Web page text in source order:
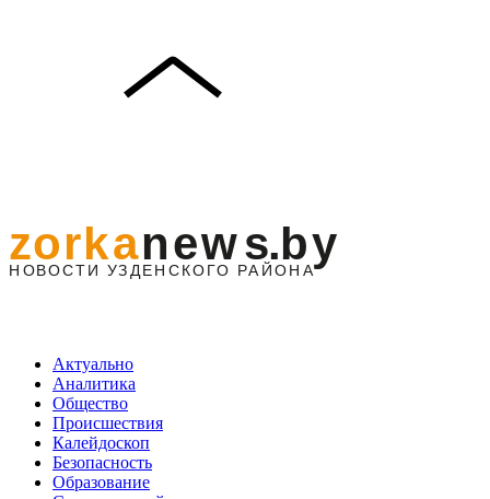
Актуально
Аналитика
Общество
Происшествия
Калейдоскоп
Безопасность
Образование